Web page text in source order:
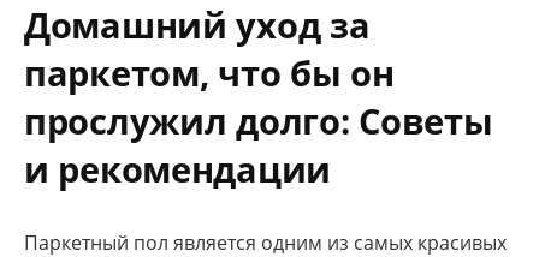
Домашний уход за
паркетом, что бы он
прослужил долго: Советы
и рекомендации
Паркетный пол является одним из самых красивых